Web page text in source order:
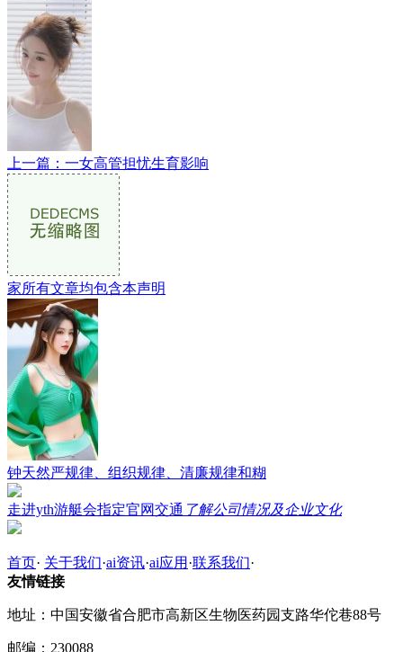
上一篇：一女高管担忧生育影响
家所有文章均包含本声明
钟天然严规律、组织规律、清廉规律和糊
走进yth游艇会指定官网交通 了解公司情况及企业文化
首页· 关于我们·ai资讯·ai应用 ·联系我们·
友情链接
地址：中国安徽省合肥市高新区生物医药园支路华佗巷88号
邮编：230088